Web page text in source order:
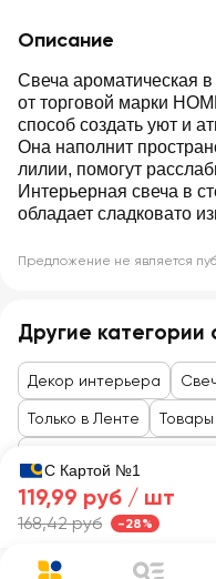
Описание
Свеча ароматическая
от торговой марки
способ создать уют и
Она наполнит
лилии, помогут
Интерьерная свеча в
обладает сладковато
Предложение не является
Другие категории
Декор интерьера
Только в Ленте
С Картой №1
119,99 руб / шт
168,42 руб -28%